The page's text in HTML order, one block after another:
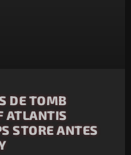
DE TOMB
ATLANTIS
STORE ANTES